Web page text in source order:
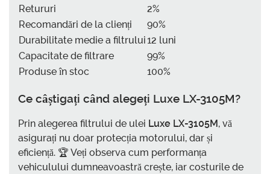
Retururi
2%
Recomandări de la clienți
90%
Durabilitate medie a filtrului12 luni
Capacitate de filtrare
99%
Produse în stoc
100%
Ce câștigați când alegeți Luxe LX-3105M?
Prin alegerea filtrului de ulei Luxe LX-3105M , vă
asigurați nu doar protecția motorului, dar și
eficiență. 🏆 Veți observa cum performanța
vehiculului dumneavoastră crește, iar costurile de